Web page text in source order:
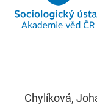
Chylíková,